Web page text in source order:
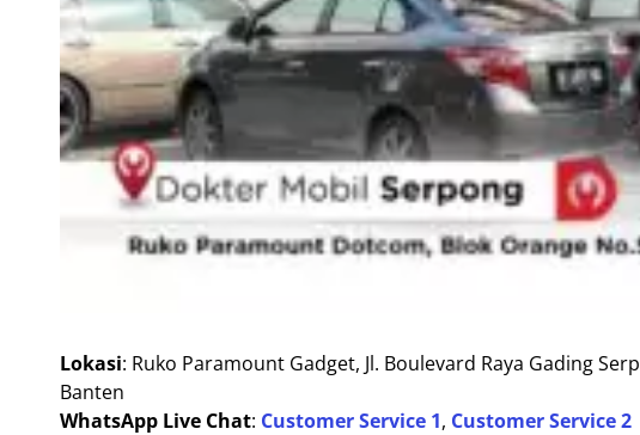
Lokasi: Ruko Paramount Gadget, Jl. Boulevard Raya Gading
Banten
WhatsApp Live Chat: Customer Service 1, Customer Service 2